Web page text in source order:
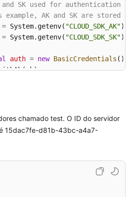
and SK used for authentication
AK and SK are stored in
= System.getenv( "CLOUD_SDK_AK");
= System.getenv( "CLOUD_SDK_SK");
auth = new BasicCredentials ()
new
chamado test. O ID do servidor
15dac7fe-d81b-43bc-a4a7-